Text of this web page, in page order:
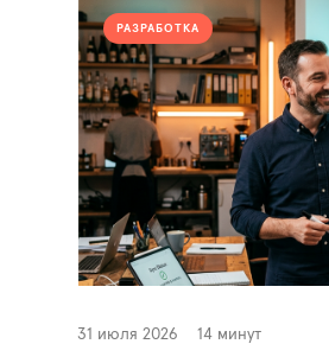
РАЗРАБОТКА
31 июля 2026 14 минут